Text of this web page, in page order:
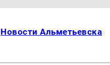
Новости Альметьевска